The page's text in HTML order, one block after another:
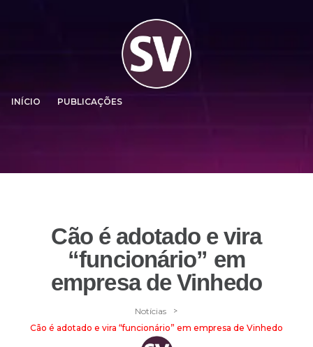
INÍCIO PUBLICAÇÕES
Cão é adotado e vira
“funcionário” em
empresa de Vinhedo
Notícias >
Cão é adotado e vira “funcionário” em empresa de Vinhedo